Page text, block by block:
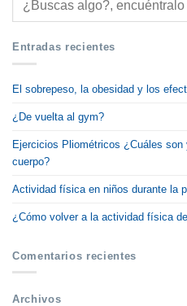
Entradas recientes
El sobrepeso, la obesidad y los
¿De vuelta al gym?
Ejercicios Pliométricos ¿Cuáles
cuerpo?
Actividad física en niños durante la
¿Cómo volver a la actividad física
Comentarios recientes
Archivos